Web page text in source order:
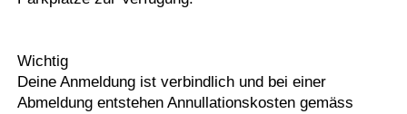
Wichtig
Deine Anmeldung ist verbindlich und bei einer
Abmeldung entstehen Annullationskosten gemäss